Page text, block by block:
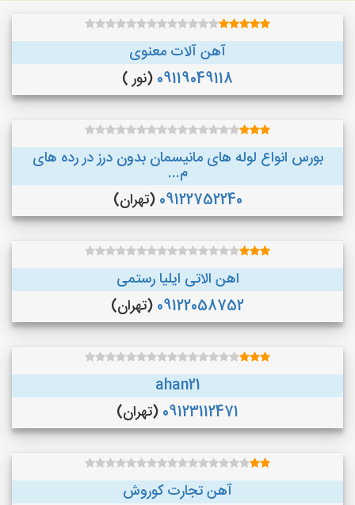
آهن آلات معنوی
09119049118 (نور )
بورس انواع لوله های مانیسمان بدون درز در رده های
م...
09122752240 (تهران)
اهن الاتی ایلیا رستمی
09122058752 (تهران)
ahan21
09123112471 (تهران)
آهن تجارت کوروش